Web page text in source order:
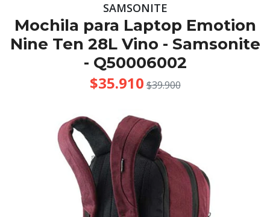
SAMSONITE
Mochila para Laptop Emotion
Nine Ten 28L Vino - Samsonite
- Q50006002
$35.910 $39.900